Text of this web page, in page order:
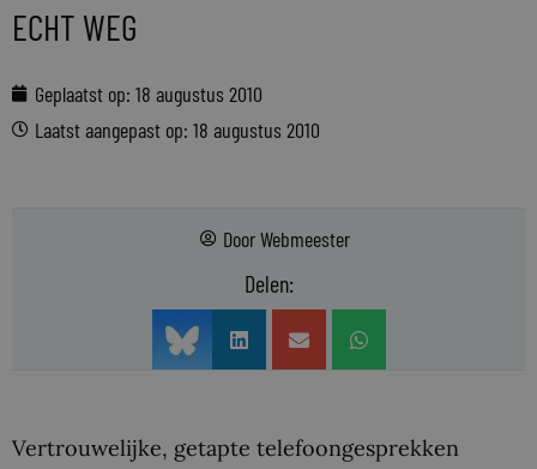
ECHT WEG
Geplaatst op: 18 augustus 2010
Laatst aangepast op: 18 augustus 2010
DoorWebmeester
Delen:
Vertrouwelijke, getapte telefoongesprekken